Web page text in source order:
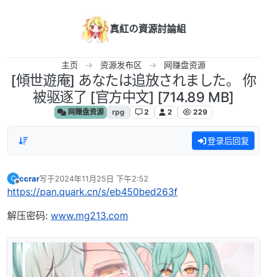
真紅の資源討論組
主页 资源发布区 网赚盘资源
[傾世遊庵] あなたは追放されました。 你
被驱逐了 [官方中文] [714.89 MB]
网赚盘资源 rpg 2 2 229
登录后回复
C
离线
ccrar写于2024年11月25日 下午2:52
最后由 编辑
https://pan.quark.cn/s/eb450bed263f
解压密码: www.mg213.com